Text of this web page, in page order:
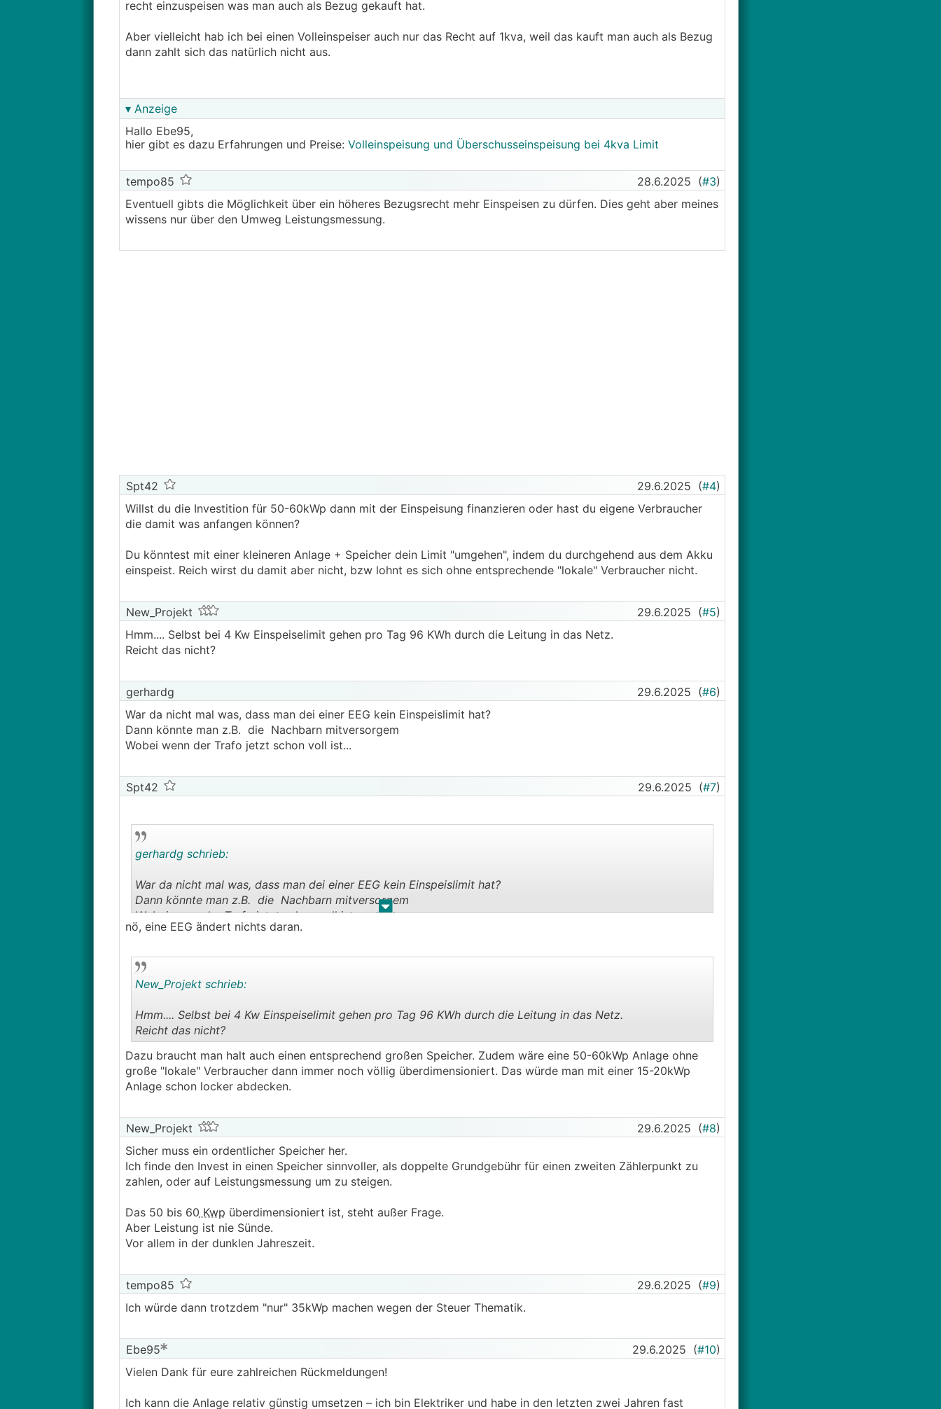
recht einzuspeisen was man auch als Bezug gekauft hat.
Aber vielleicht hab ich bei einen Volleinspeiser auch nur das Recht auf 1kva, weil das kauft man auch als Bezug
dann zahlt sich das natürlich nicht aus.
▾ Anzeige
Hallo Ebe95,
hier gibt es dazu Erfahrungen und Preise: Volleinspeisung und Überschusseinspeisung bei 4kva Limit
tempo85 28.6.2025 (#3)
Eventuell gibts die Möglichkeit über ein höheres Bezugsrecht mehr Einspeisen zu dürfen. Dies geht aber meines
wissens nur über den Umweg Leistungsmessung.
Spt42 29.6.2025 (#4)
Willst du die Investition für 50-60kWp dann mit der Einspeisung finanzieren oder hast du eigene Verbraucher
die damit was anfangen können?
Du könntest mit einer kleineren Anlage + Speicher dein Limit "umgehen", indem du durchgehend aus dem Akku
einspeist. Reich wirst du damit aber nicht, bzw lohnt es sich ohne entsprechende "lokale" Verbraucher nicht.
New_Projekt 29.6.2025 (#5)
Hmm.... Selbst bei 4 Kw Einspeiselimit gehen pro Tag 96 KWh durch die Leitung in das Netz.
Reicht das nicht?
gerhardg 29.6.2025 (#6)
War da nicht mal was, dass man dei einer EEG kein Einspeislimit hat?
Dann könnte man z.B. die Nachbarn mitversorgem
Wobei wenn der Trafo jetzt schon voll ist...
Spt42 29.6.2025 (#7)
. .
gerhardg schrieb:
War da nicht mal was, dass man dei einer EEG kein Einspeislimit hat?
Dann könnte man z.B. die Nachbarn mitversorgem
Wobei wenn der Trafo jetzt schon voll ist...
nö, eine EEG ändert nichts daran.
..
New_Projekt schrieb:
Hmm.... Selbst bei 4 Kw Einspeiselimit gehen pro Tag 96 KWh durch die Leitung in das Netz.
Reicht das nicht?
Dazu braucht man halt auch einen entsprechend großen Speicher. Zudem wäre eine 50-60kWp Anlage ohne
große "lokale" Verbraucher dann immer noch völlig überdimensioniert. Das würde man mit einer 15-20kWp
Anlage schon locker abdecken.
New_Projekt 29.6.2025 (#8)
Sicher muss ein ordentlicher Speicher her.
Ich finde den Invest in einen Speicher sinnvoller, als doppelte Grundgebühr für einen zweiten Zählerpunkt zu
zahlen, oder auf Leistungsmessung um zu steigen.
Das 50 bis 60 Kwp überdimensioniert ist, steht außer Frage.
Aber Leistung ist nie Sünde.
Vor allem in der dunklen Jahreszeit.
tempo85 29.6.2025 (#9)
Ich würde dann trotzdem "nur" 35kWp machen wegen der Steuer Thematik.
Ebe95 29.6.2025 (#10)
Vielen Dank für eure zahlreichen Rückmeldungen!
Ich kann die Anlage relativ günstig umsetzen – ich bin Elektriker und habe in den letzten zwei Jahren fast